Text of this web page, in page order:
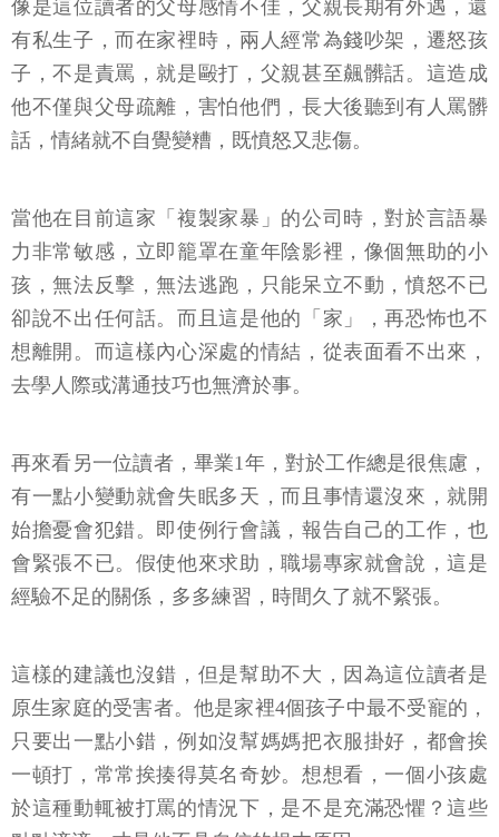
像是這位讀者的父母感情不佳，父親長期有外遇，還
有私生子，而在家裡時，兩人經常為錢吵架，遷怒孩
子，不是責罵，就是毆打，父親甚至飆髒話。這造成
他不僅與父母疏離，害怕他們，長大後聽到有人罵髒
話，情緒就不自覺變糟，既憤怒又悲傷。
當他在目前這家「複製家暴」的公司時，對於言語暴
力非常敏感，立即籠罩在童年陰影裡，像個無助的小
孩，無法反擊，無法逃跑，只能呆立不動，憤怒不已
卻說不出任何話。而且這是他的「家」，再恐怖也不
想離開。而這樣內心深處的情結，從表面看不出來，
去學人際或溝通技巧也無濟於事。
再來看另一位讀者，畢業1年，對於工作總是很焦慮，
有一點小變動就會失眠多天，而且事情還沒來，就開
始擔憂會犯錯。即使例行會議，報告自己的工作，也
會緊張不已。假使他來求助，職場專家就會說，這是
經驗不足的關係，多多練習，時間久了就不緊張。
這樣的建議也沒錯，但是幫助不大，因為這位讀者是
原生家庭的受害者。他是家裡4個孩子中最不受寵的，
只要出一點小錯，例如沒幫媽媽把衣服掛好，都會挨
一頓打，常常挨揍得莫名奇妙。想想看，一個小孩處
於這種動輒被打罵的情況下，是不是充滿恐懼？這些